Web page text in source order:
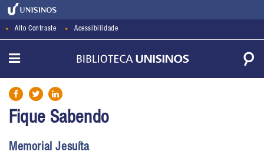
Alto Contraste Acessibilidade
Fique Sabendo
Memorial Jesuíta